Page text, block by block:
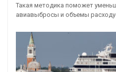
Такая методика поможет
авиавыбросы и объемы